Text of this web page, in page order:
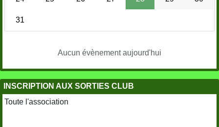
31
Aucun évènement aujourd'hui
INSCRIPTION AUX SORTIES CLUB
Toute l'association